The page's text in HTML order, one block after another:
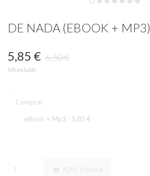
DE NADA (EBOOK + MP3)
5,85 € 6,50 €
IVA incluído
Comprar